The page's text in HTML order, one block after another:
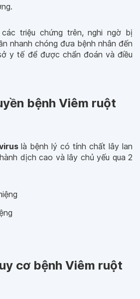
triệu chứng trên, nghi ngờ bị
nhanh chóng đưa bệnh nhân đến
y tế để được chẩn đoán và điều
bệnh Viêm ruột
là bệnh lý có tính chất lây lan
dịch cao và lây chủ yếu qua 2
cơ bệnh Viêm ruột